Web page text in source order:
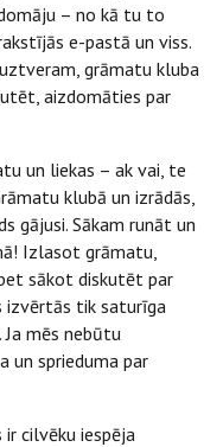
– no kā tu to
e-pastā un viss.
grāmatu kluba
aizdomāties par
un liekas – ak vai, te
klubā un izrādās,
gājusi. Sākam runāt un
Izlasot grāmatu,
sākot diskutēt par
izvērtās tik saturīga
mēs nebūtu
un sprieduma par
cilvēku iespēja